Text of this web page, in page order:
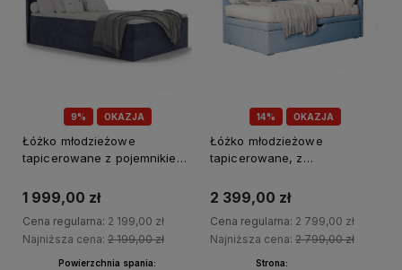
9% OKAZJA
Łóżko młodzieżowe
tapicerowane z pojemnikiem
1 999,00 zł
Cena regularna: 2 199,00 zł
Najniższa cena: 2 199,00 zł
Powierzchnia spania:
14% OKAZJA
Łóżko młodzieżowe
tapicerowane, z
2 399,00 zł
Cena regularna: 2 799,00 zł
Najniższa cena: 2 799,00 zł
Strona: